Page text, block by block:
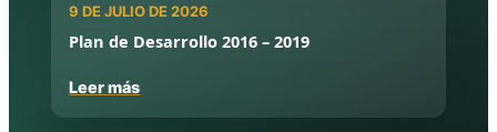
9 DE JULIO DE 2026
Plan de Desarrollo 2016 – 2019
Leer más